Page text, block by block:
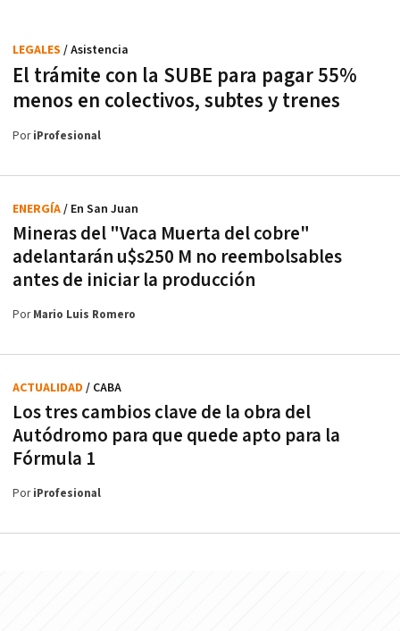
El trámite con la SUBE para pagar 55%
menos en colectivos, subtes y trenes
LEGALES / Asistencia
PoriProfesional
Mineras del "Vaca Muerta del cobre"
adelantarán u$s250 M no reembolsables
antes de iniciar la producción
ENERGÍA/ En San Juan
PorMario Luis Romero
Los tres cambios clave de la obra del
Autódromo para que quede apto para la
Fórmula 1
ACTUALIDAD / CABA
PoriProfesional